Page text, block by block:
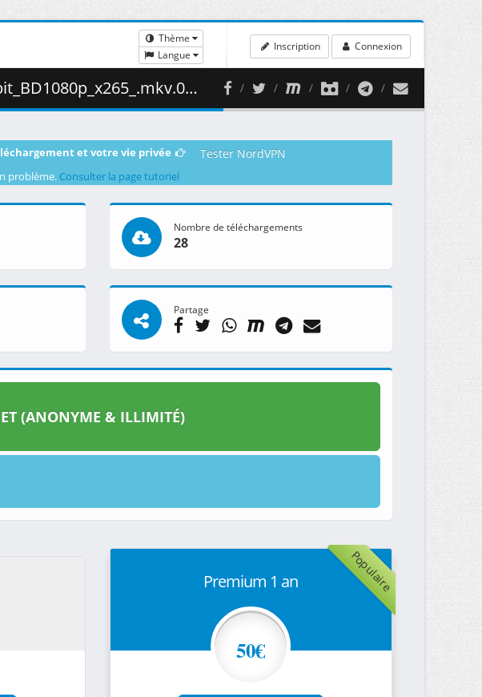
Thème
Langue
Inscription Connexion
( 377.22 MB )
et votre vie privée Tester NordVPN
problème. Consulter la page tutoriel
Nombre de téléchargements
28
Partage
(ANONYME & ILLIMITÉ)
Populaire
Premium 1 an
50€